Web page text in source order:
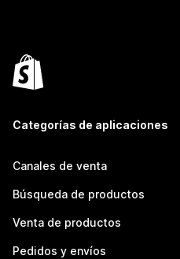
Categorías de aplicaciones
Canales de venta
Búsqueda de productos
Venta de productos
Pedidos y envíos